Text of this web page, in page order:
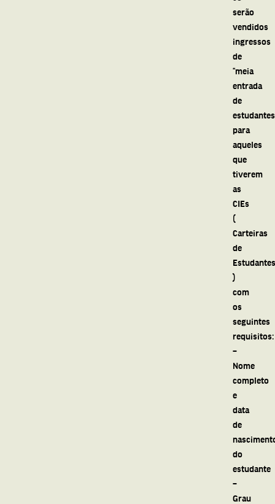
serão
vendidos
ingressos
de
“meia
entrada
de
para
aqueles
que
tiverem
as
CIEs
(
Carteiras
de
Estudantes
)
com
os
seguintes
requisitos:
–
Nome
completo
e
data
de
do
estudante
–
Grau